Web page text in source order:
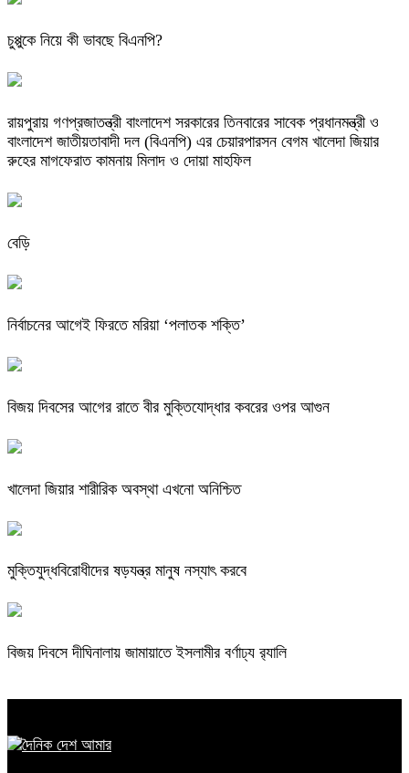
চুপ্পুকে নিয়ে কী ভাবছে বিএনপি?
রায়পুরায় গণপ্রজাতন্ত্রী বাংলাদেশ সরকারের তিনবারের সাবেক প্রধানমন্ত্রী ও
বাংলাদেশ জাতীয়তাবাদী দল (বিএনপি) এর চেয়ারপারসন বেগম খালেদা জিয়ার
রুহের মাগফেরাত কামনায় মিলাদ ও দোয়া মাহফিল
বেড়ি
নির্বাচনের আগেই ফিরতে মরিয়া ‘পলাতক শক্তি’
বিজয় দিবসের আগের রাতে বীর মুক্তিযোদ্ধার কবরের ওপর আগুন
খালেদা জিয়ার শারীরিক অবস্থা এখনো অনিশ্চিত
মুক্তিযুদ্ধবিরোধীদের ষড়যন্ত্র মানুষ নস্যাৎ করবে
বিজয় দিবসে দীঘিনালায় জামায়াতে ইসলামীর বর্ণাঢ্য র‍্যালি